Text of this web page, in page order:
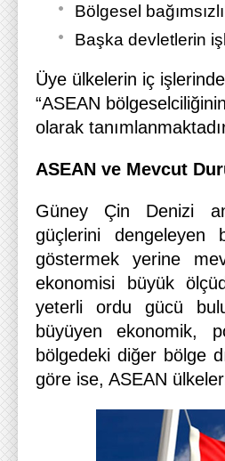
Bölgesel
Başka devletlerin
Üye ülkelerin iç
“ASEAN
olarak
ASEAN ve Mevcut
Güney Çin Denizi
güçlerini
göstermek yerine
ekonomisi büyük
yeterli ordu gücü
büyüyen ekonomik,
bölgedeki diğer bölge
göre ise, ASEAN